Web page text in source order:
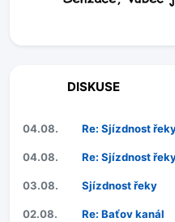
DISKUSE
04.08. Re: Sjízdnost
04.08. Re: Sjízdnost
03.08. Sjízdnost řeky
02.08. Re: Baťov kanál